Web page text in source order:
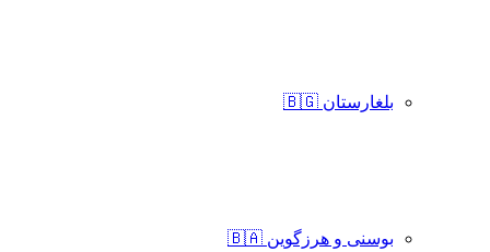
بلغارستان 🇧🇬
بوسنی و هرزگوین 🇧🇦